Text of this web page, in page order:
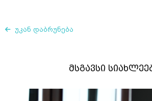
უკან დაბრუნება
მსგავსი